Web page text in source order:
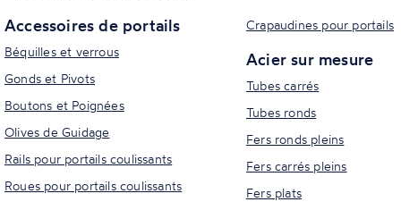
Accessoires de portails
Béquilles et verrous
Gonds et Pivots
Boutons et Poignées
Olives de Guidage
Rails pour portails coulissants
Roues pour portails coulissants
Crapaudines pour portails
Acier sur mesure
Tubes carrés
Tubes ronds
Fers ronds pleins
Fers carrés pleins
Fers plats